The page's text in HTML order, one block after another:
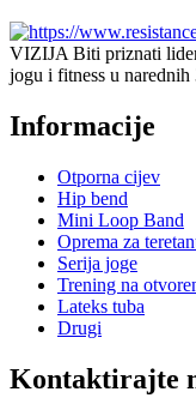
VIZIJA Biti priznati
jogu i fitness u narednih
Informacije
Otporna cijev
Hip bend
Mini Loop Band
Oprema za
Serija joge
Trening na
Lateks tuba
Drugi
Kontaktirajte